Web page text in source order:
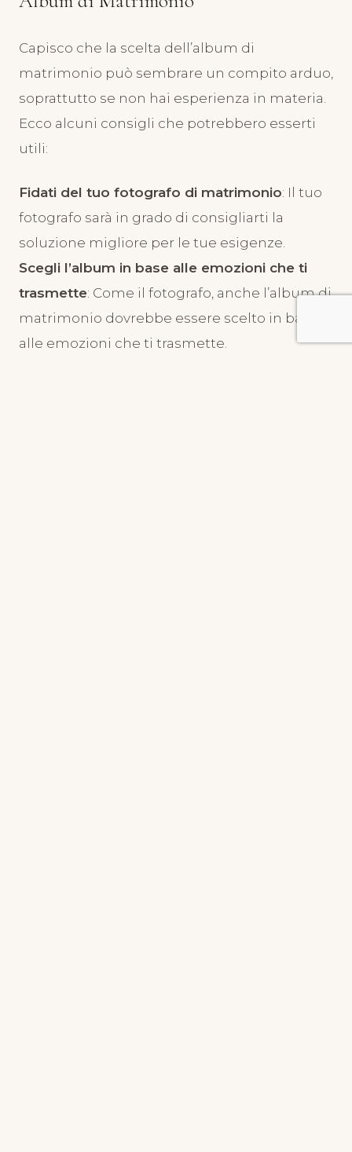
Capisco che la scelta dell’album di
matrimonio può sembrare un compito arduo,
soprattutto se non hai esperienza in materia.
Ecco alcuni consigli che potrebbero esserti
utili:
Fidati del tuo fotografo di matrimonio: Il tuo
fotografo sarà in grado di consigliarti la
soluzione migliore per le tue esigenze.
Scegli l’album in base alle emozioni che ti
trasmette: Come il fotografo, anche l’album di
matrimonio dovrebbe essere scelto in base
alle emozioni che ti trasmette.